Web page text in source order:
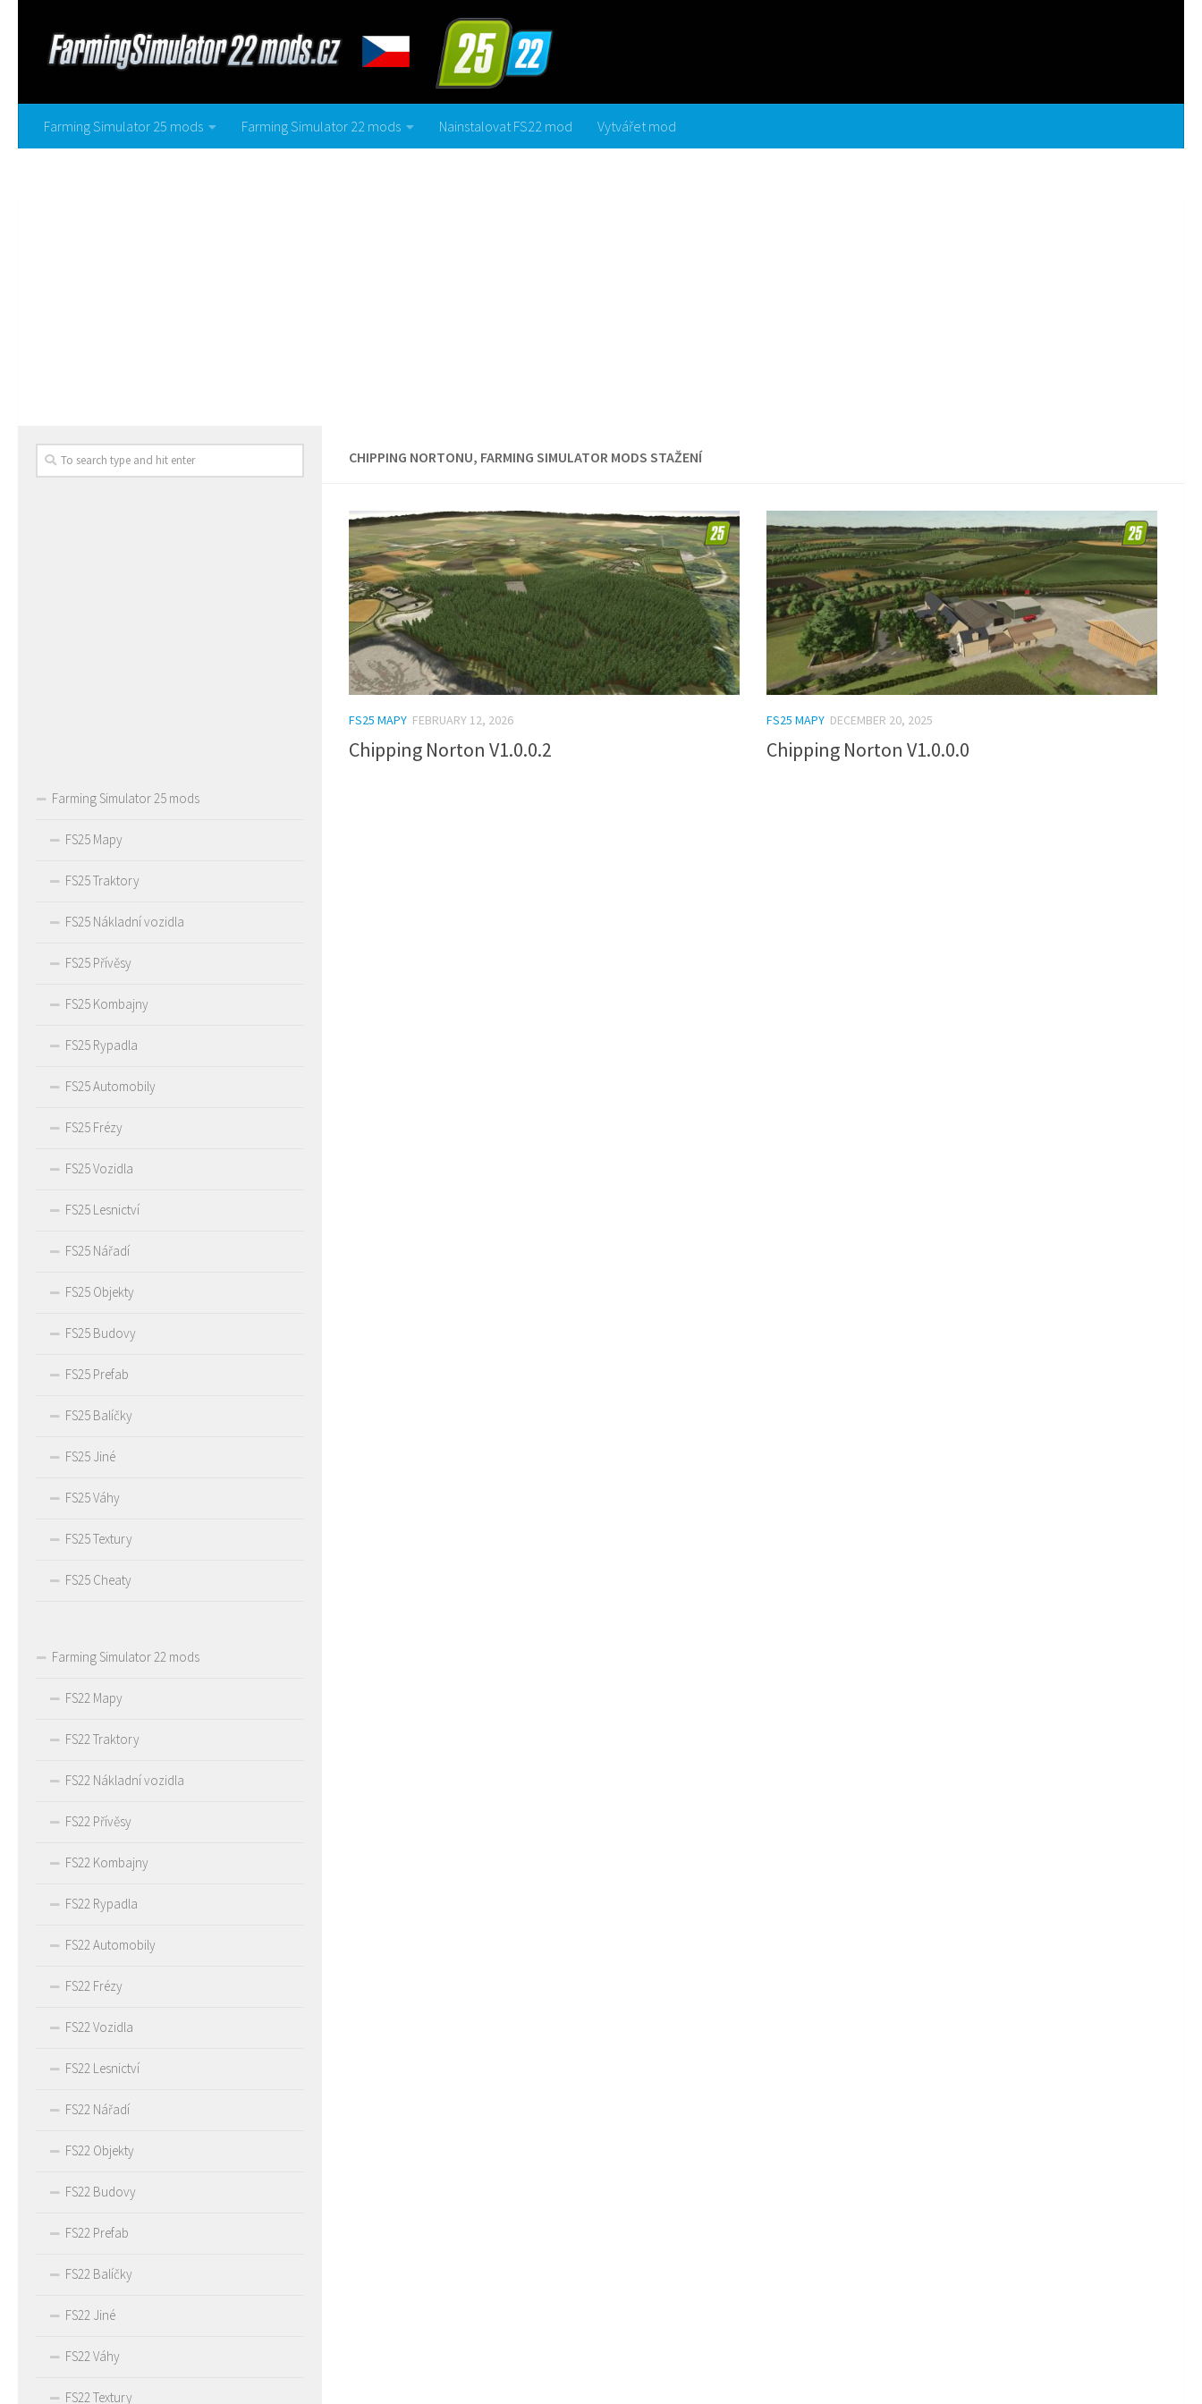
Farming Simulator 25 mods Farming Simulator 22 mods Nainstalovat FS22 mod Vytvářet mod
CHIPPING NORTONU, FARMING SIMULATOR MODS STAŽENÍ
FS25 MAPY FEBRUARY 12, 2026
Chipping Norton V1.0.0.2
FS25 MAPY DECEMBER 20, 2025
Chipping Norton V1.0.0.0
Farming Simulator 25 mods
FS25 Mapy
FS25 Traktory
FS25 Nákladní vozidla
FS25 Přívěsy
FS25 Kombajny
FS25 Rypadla
FS25 Automobily
FS25 Frézy
FS25 Vozidla
FS25 Lesnictví
FS25 Nářadí
FS25 Objekty
FS25 Budovy
FS25 Prefab
FS25 Balíčky
FS25 Jiné
FS25 Váhy
FS25 Textury
FS25 Cheaty
Farming Simulator 22 mods
FS22 Mapy
FS22 Traktory
FS22 Nákladní vozidla
FS22 Přívěsy
FS22 Kombajny
FS22 Rypadla
FS22 Automobily
FS22 Frézy
FS22 Vozidla
FS22 Lesnictví
FS22 Nářadí
FS22 Objekty
FS22 Budovy
FS22 Prefab
FS22 Balíčky
FS22 Jiné
FS22 Váhy
FS22 Textury